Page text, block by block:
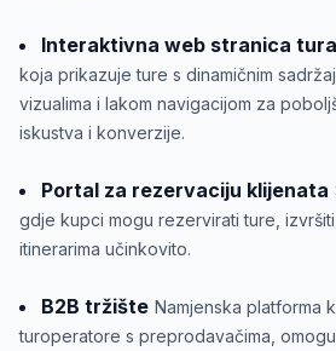
Interaktivna web stranica tura
koja prikazuje ture s dinamičnim
vizualima i lakom navigacijom za
iskustva i konverzije.
Portal za rezervaciju klijenata
gdje kupci mogu rezervirati ture,
itinerarima učinkovito.
B2B tržište Namjenska platforma
turoperatore s preprodavačima,